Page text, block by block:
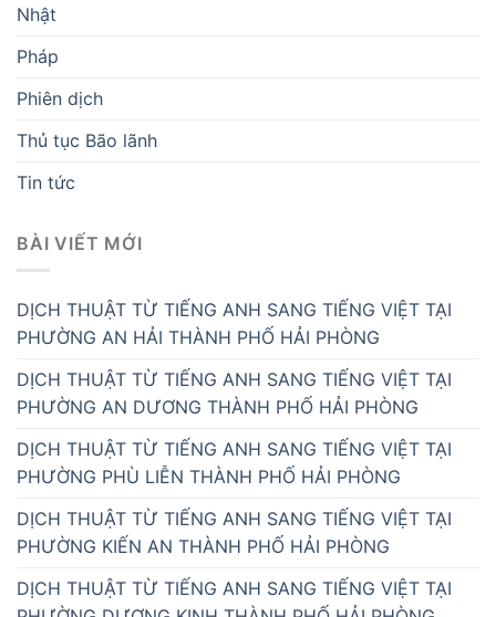
Nhật
Pháp
Phiên dịch
Thủ tục Bão lãnh
Tin tức
BÀI VIẾT MỚI
DỊCH THUẬT TỪ TIẾNG ANH SANG TIẾNG VIỆT TẠI
PHƯỜNG AN HẢI THÀNH PHỐ HẢI PHÒNG
DỊCH THUẬT TỪ TIẾNG ANH SANG TIẾNG VIỆT TẠI
PHƯỜNG AN DƯƠNG THÀNH PHỐ HẢI PHÒNG
DỊCH THUẬT TỪ TIẾNG ANH SANG TIẾNG VIỆT TẠI
PHƯỜNG PHÙ LIỄN THÀNH PHỐ HẢI PHÒNG
DỊCH THUẬT TỪ TIẾNG ANH SANG TIẾNG VIỆT TẠI
PHƯỜNG KIẾN AN THÀNH PHỐ HẢI PHÒNG
DỊCH THUẬT TỪ TIẾNG ANH SANG TIẾNG VIỆT TẠI